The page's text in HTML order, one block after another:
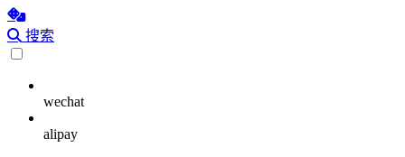
搜索
wechat
alipay